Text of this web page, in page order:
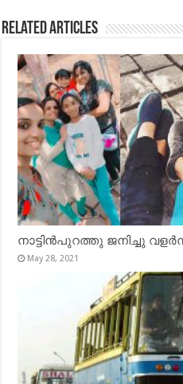
Related Articles
നാട്ടിൻപുറത്തു ജനിച്ചു
May 28, 2021